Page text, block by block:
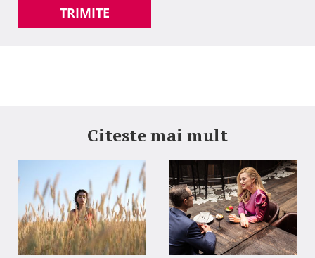
TRIMITE
Citeste mai mult